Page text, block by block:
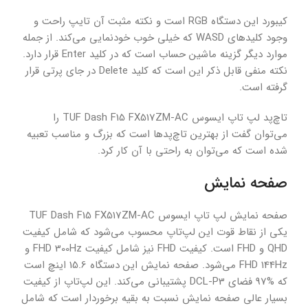
کیبورد این دستگاه RGB است و نکته مثبت آن تایپ راحت و
وجود کلید‌های WASD که خیلی خوب خودنمایی می‌کند. از جمله
موارد دیگر گزینه ماشین حساب است که در کلید Enter قرار دارد.
نکته منفی قابل ذکر این است که کلید Delete در جای پرتی قرار
گرفته است.
تاچ‌پد لپ تاپ ایسوس TUF Dash F15 FX517ZM-AC را
می‌توان گفت از بهترین تاچ‌پدها است که بزرگ و مناسب تعبیه
شده است که می‌توان به راحتی با آن کار کرد.
صفحه نمایش
صفحه نمایش لپ تاپ ایسوس TUF Dash F15 FX517ZM-AC
یکی از نقاط قوت این لپ‌تاپ محسوب می‌شود که شامل کیفیت
QHD و FHD است. کیفیت FHD نیز شامل کیفیت FHD 300Hz و
FHD 144Hz می‌شود. صفحه نمایش این دستگاه 15.6 اینچ است
که %97 فضای DCL-P3 پشتیبانی می‌کند. این لپ‌تاپ از کیفیت
بسیار عالی صفحه نمایش نسبت به بقیه برخوردار است که شامل